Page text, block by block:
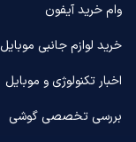
وام خرید آیفون
خرید لوازم جانبی موبایل
اخبار تکنولوژی و موبایل
بررسی تخصصی گوشی